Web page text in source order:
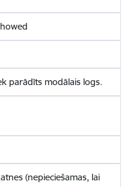
parādīts modālais logs.
(nepieciešamas, lai